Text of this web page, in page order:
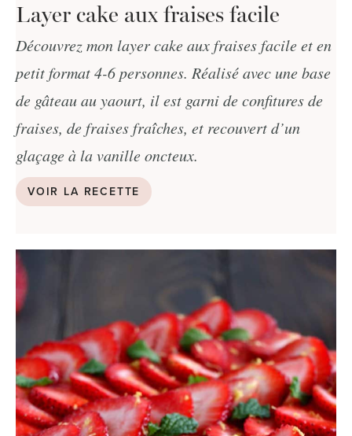
Layer cake aux fraises facile
Découvrez mon layer cake aux fraises facile et en
petit format 4-6 personnes. Réalisé avec une base
de gâteau au yaourt, il est garni de confitures de
fraises, de fraises fraîches, et recouvert d’un
glaçage à la vanille oncteux.
VOIR LA RECETTE